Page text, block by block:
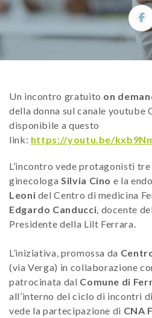
Un incontro gratuito on
della donna sul canale youtube
disponibile a questo
link: https://youtu.be/
L’incontro vede protagonisti
ginecologaSilvia Cino e la
Leoni del Centro di medicina
Edgardo Canducci, docente
Presidente della Lilt Ferrara.
L’iniziativa, promossa da
(via Verga) in collaborazione
patrocinata dal Comune di
all’interno del ciclo di incontri
vede la partecipazione di CNA